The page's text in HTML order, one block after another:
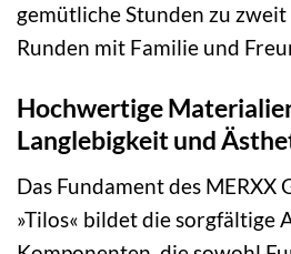
gemütliche Stunden zu
Runden mit Familie und
Hochwertige
Langlebigkeit und
Das Fundament des MERXX
»Tilos« bildet die sorgfältige